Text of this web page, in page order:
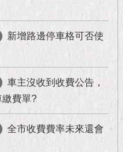
新增路邊停車格可否使
車主沒收到收費公告，
繳費單?
全市收費費率未來還會